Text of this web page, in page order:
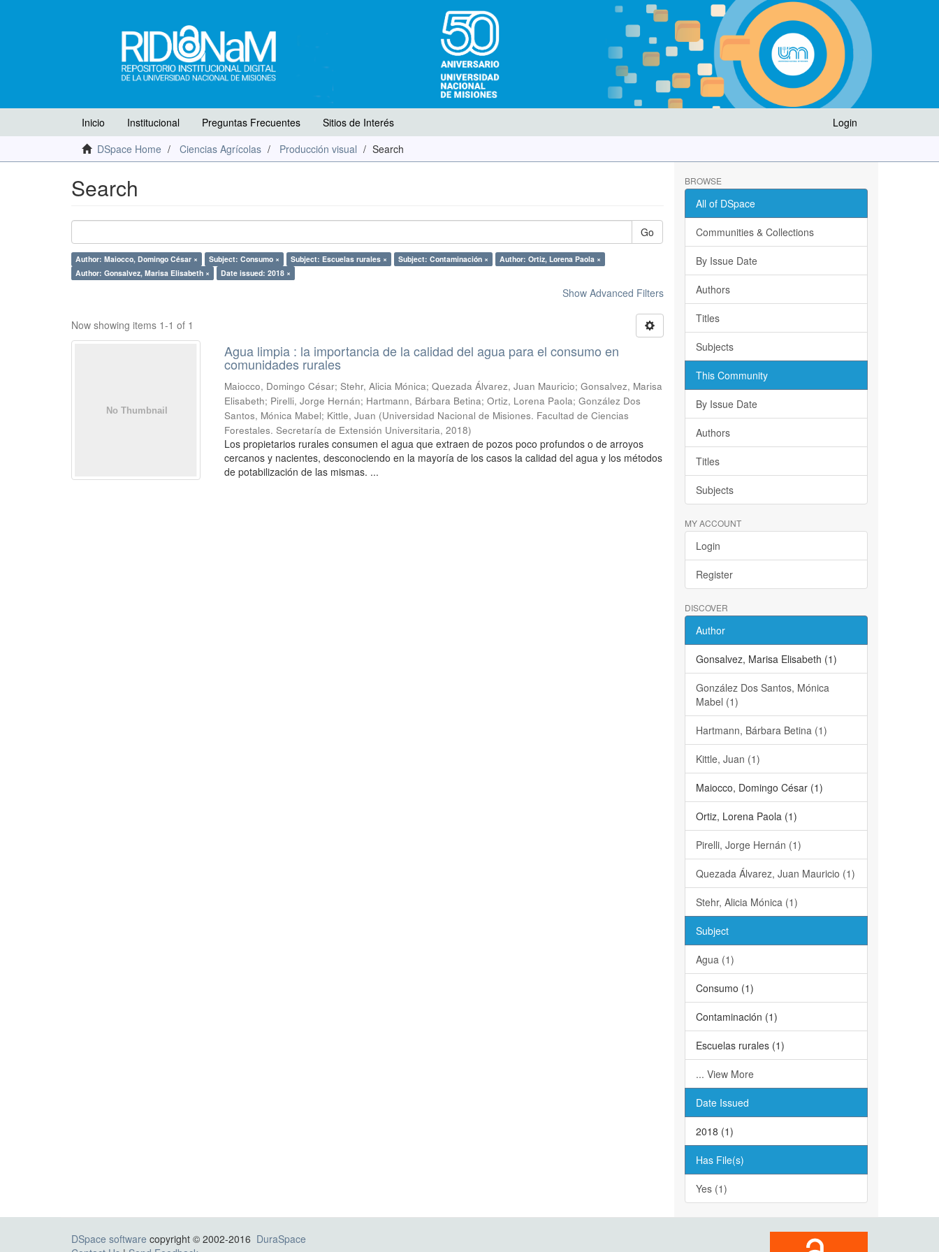
Login
Inicio Institucional Preguntas Frecuentes
Sitios de Interés
DSpace Home
Ciencias Agrícolas Producción visual Search
Search
Go
Author: Maiocco, Domingo César × Subject: Consumo × Subject: Escuelas rurales × Subject: Contaminación ×
Author: Ortiz, Lorena Paola ×
Author: Gonsalvez, Marisa Elisabeth ×
Date issued: 2018 ×
Show Advanced Filters
Now showing items 1-1 of 1
Agua limpia : la importancia de la calidad del agua para el consumo en
comunidades rurales
Maiocco, Domingo César; Stehr, Alicia Mónica; Quezada Álvarez, Juan Mauricio; Gonsalvez, Marisa
Elisabeth; Pirelli, Jorge Hernán; Hartmann, Bárbara Betina; Ortiz, Lorena Paola; González Dos
Santos, Mónica Mabel; Kittle, Juan (Universidad Nacional de Misiones. Facultad de Ciencias
Forestales. Secretaría de Extensión Universitaria,2018)
Los propietarios rurales consumen el agua que extraen de pozos poco profundos o de arroyos
cercanos y nacientes, desconociendo en la mayoría de los casos la calidad del agua y los métodos
de potabilización de las mismas. ...
BROWSE
All of DSpace
Communities & Collections
By Issue Date
Authors
Titles
Subjects
This Community
By Issue Date
Authors
Titles
Subjects
MY ACCOUNT
Login
Register
DISCOVER
Author
Gonsalvez, Marisa Elisabeth (1)
González Dos Santos, Mónica
Mabel (1)
Hartmann, Bárbara Betina (1)
Kittle, Juan (1)
Maiocco, Domingo César (1)
Ortiz, Lorena Paola (1)
Pirelli, Jorge Hernán (1)
Quezada Álvarez, Juan Mauricio (1)
Stehr, Alicia Mónica (1)
Subject
Agua (1)
Consumo (1)
Contaminación (1)
Escuelas rurales (1)
... View More
Date Issued
2018 (1)
Has File(s)
Yes (1)
DSpace software copyright © 2002-2016 DuraSpace